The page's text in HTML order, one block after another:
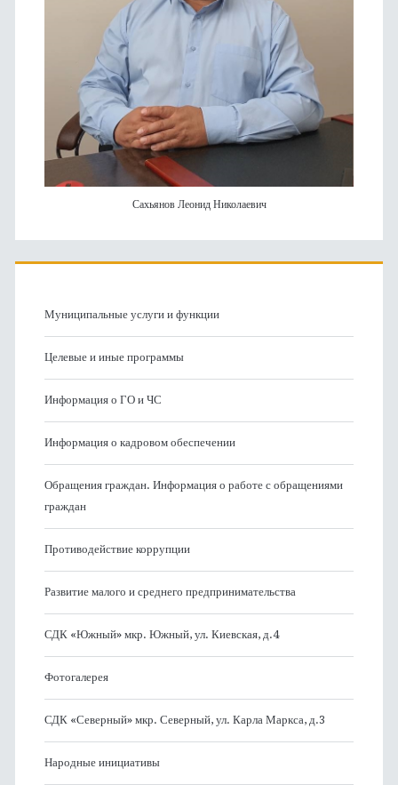
Сахьянов Леонид Николаевич
Муниципальные услуги и функции
Целевые и иные программы
Информация о ГО и ЧС
Информация о кадровом обеспечении
Обращения граждан. Информация о работе с обращениями
граждан
Противодействие коррупции
Развитие малого и среднего предпринимательства
СДК «Южный» мкр. Южный, ул. Киевская, д.4
Фотогалерея
СДК «Северный» мкр. Северный, ул. Карла Маркса, д.3
Народные инициативы